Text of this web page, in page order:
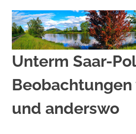
Inhalt
springen
Unterm Saar-
Beobachtungen
und anderswo